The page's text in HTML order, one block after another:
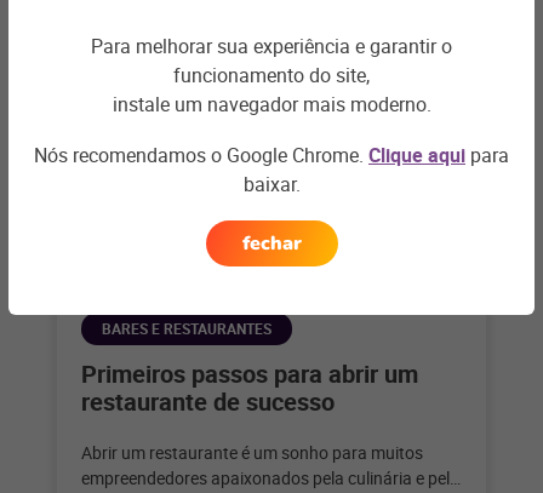
BARES E RESTAURANTES
Primeiros passos para abrir um
restaurante de sucesso
Abrir um restaurante é um sonho para muitos
empreendedores apaixonados pela culinária e pelo
Para melhorar sua experiência e garantir o
funcionamento do site,
instale um navegador mais moderno.
Nós recomendamos o Google Chrome. Clique aqui para
baixar.
fechar